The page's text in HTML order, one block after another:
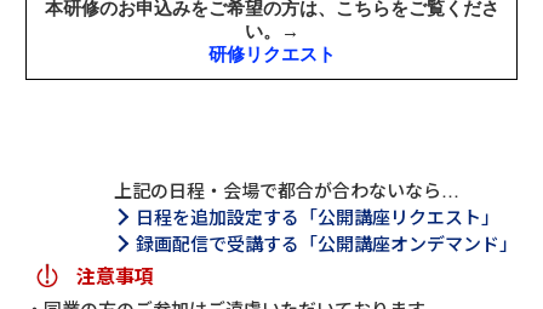
上記の日程・会場で都合が合わないなら…
日程を追加設定する「公開講座リクエスト」
録画配信で受講する「公開講座オンデマンド」
注意事項